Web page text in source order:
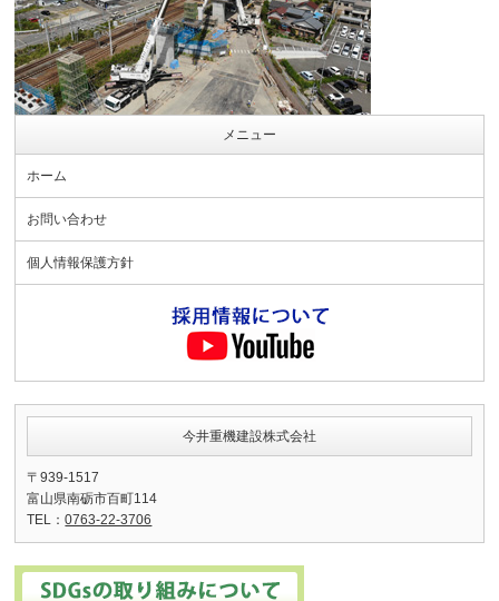
メニュー
ホーム
お問い合わせ
個人情報保護方針
今井重機建設株式会社
〒939-1517
富山県南砺市百町114
TEL：0763-22-3706